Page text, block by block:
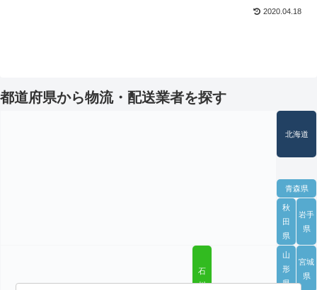
2020.04.18
都道府県から物流・配送業者を探す
北海道
青森県
秋
田
県
岩手
県
石
川
山
形
県
宮城
県